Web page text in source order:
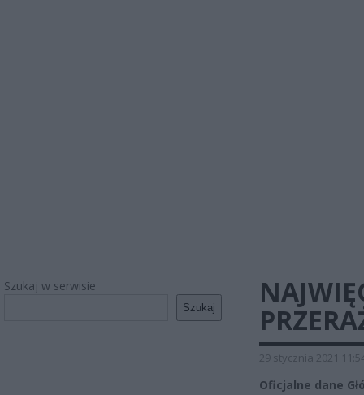
Szukaj w serwisie
Szukaj
29 stycznia 2021
Oficjalne dane